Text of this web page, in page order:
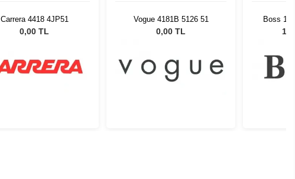
Carrera 4418 4JP51
0,00 TL
Vogue 4181B 5126 51
0,00 TL
Boss